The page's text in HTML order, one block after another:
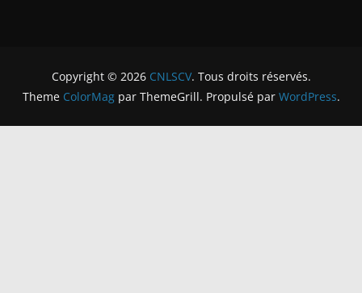
Copyright © 2026 CNLSCV. Tous droits réservés.
Theme ColorMagpar ThemeGrill. Propulsé par WordPress.